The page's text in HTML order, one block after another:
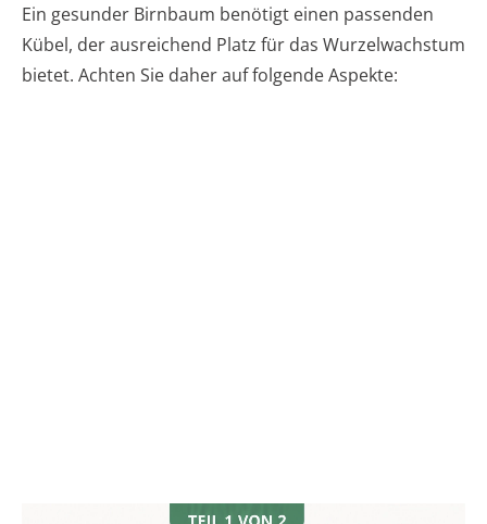
Ein gesunder Birnbaum benötigt einen passenden
Kübel, der ausreichend Platz für das Wurzelwachstum
bietet. Achten Sie daher auf folgende Aspekte: